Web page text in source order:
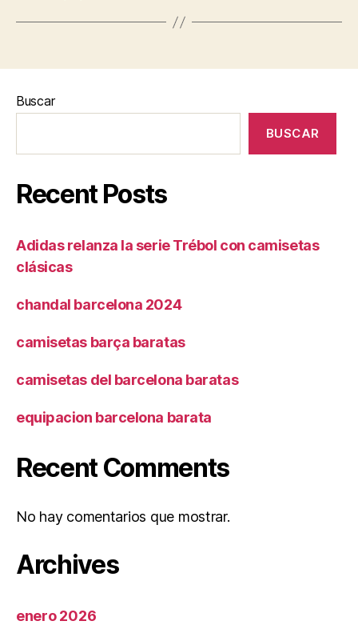
Buscar
BUSCAR
Recent Posts
Adidas relanza la serie Trébol con camisetas
clásicas
chandal barcelona 2024
camisetas barça baratas
camisetas del barcelona baratas
equipacion barcelona barata
Recent Comments
No hay comentarios que mostrar.
Archives
enero 2026